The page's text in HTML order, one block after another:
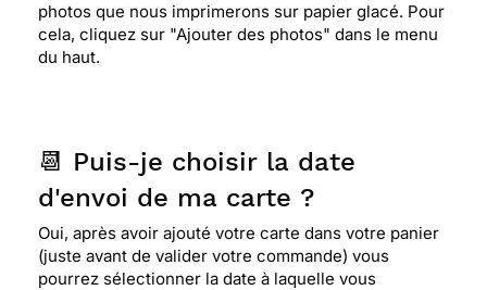
⭐⭐⭐⭐⭐ Le 06/11/2019 : SUPER !!!!!!!
carte est varié ,vous êtes pour moi très efficace
et réactif , merci
⭐⭐⭐⭐
Le 04/10/2019 : Jolie carte pour une amie
eloignee
photos que nous imprimerons sur papier glacé. Pour
cela, cliquez sur "Ajouter des photos" dans le menu
du haut.
📆 Puis-je choisir la date
d'envoi de ma carte ?
Oui, après avoir ajouté votre carte dans votre panier
(juste avant de valider votre commande) vous
pourrez sélectionner la date à laquelle vous